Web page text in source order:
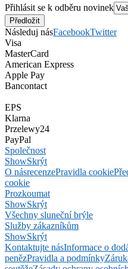
Přihlásit se k odběru novinek
Následuj násFacebookTwitter
Visa
MasterCard
American Express
Apple Pay
Bancontact
EPS
Klarna
Przelewy24
PayPal
Společnost
ShowSkrýt
O násrecenzePravidla cookie
cookie
Prozkoumat
ShowSkrýt
Všechny sluneční brýle
Služby zákazníkům
ShowSkrýt
Kontaktujte násInformace o
penězPravidla a podmínky